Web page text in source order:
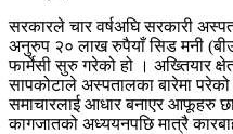
सरकारले चार वर्षअघि सरकारी
अनुरुप २० लाख रुपैयाँ सिड मनी (बीउ
फार्मेसी सुरु गरेको हो । अख्तियार
सापकोटाले अस्पतालका बारेमा
समाचारलाई आधार बनाएर आफूहरु
कागजातको अध्ययनपछि मात्रै